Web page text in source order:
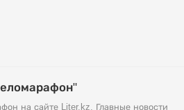
на сайте Liter.kz. Главные новости